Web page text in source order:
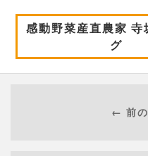
感動野菜産直農家 寺
グ
← 前の